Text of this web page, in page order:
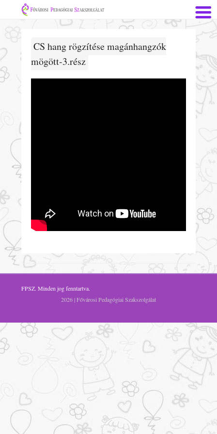
CS hang rögzítése magánhangzók
mögött-3.rész
FPSZ. Minden jog fenntartva.
2026 | Fővárosi Pedagógiai Szakszolgálat